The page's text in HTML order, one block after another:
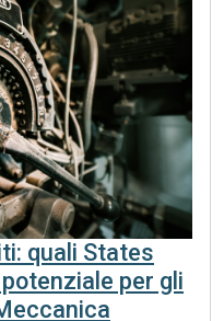
quali States
per gli